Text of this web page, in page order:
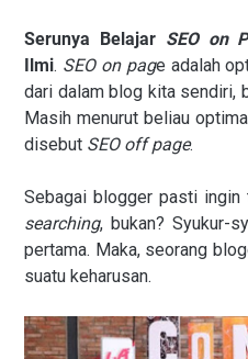
Serunya Belajar SEO on
Ilmi. SEO on page adalah
dari dalam blog kita sendiri,
Masih menurut beliau
disebut SEO off page.
Sebagai blogger pasti ingin
searching, bukan? Syukur-
pertama. Maka, seorang
suatu keharusan.